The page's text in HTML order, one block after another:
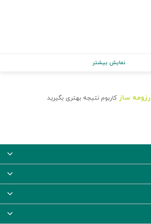
نمایش بیشتر
رزومه ساز کاربوم نتیجه بهتری بگیرید